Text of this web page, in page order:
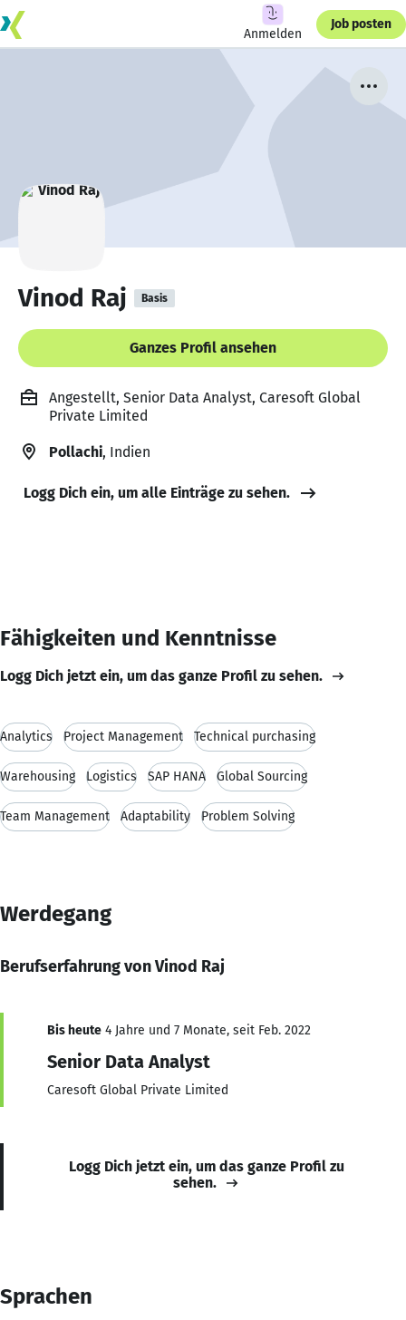
Anmelden
Job posten
Vinod Raj Basis
Ganzes Profil ansehen
Angestellt, Senior Data Analyst, Caresoft Global
Private Limited
Pollachi, Indien
Logg Dich ein, um alle Einträge zu sehen.
Fähigkeiten und Kenntnisse
Logg Dich jetzt ein, um das ganze Profil zu sehen.
Analytics Project Management Technical purchasing
Warehousing Logistics SAP HANA Global Sourcing
Team Management Adaptability Problem Solving
Werdegang
Berufserfahrung von Vinod Raj
Bis heute 4 Jahre und 7 Monate, seit Feb. 2022
Senior Data Analyst
Caresoft Global Private Limited
Logg Dich jetzt ein, um das ganze Profil zu
sehen.
Sprachen